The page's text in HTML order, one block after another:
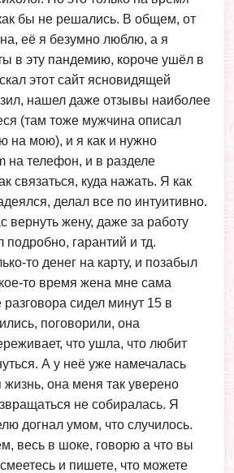
бы не решались. В общем, от
её я безумно люблю, а я
в эту пандемию, короче ушёл в
этот сайт ясновидящей
нашел даже отзывы наиболее
(там тоже мужчина описал
на мою), и я как и нужно
на телефон, и в разделе
связаться, куда нажать. Я как
делал все по интуитивно.
вернуть жену, даже за работу
подробно, гарантий и тд.
то денег на карту, и позабыл
то время жена мне сама
сидел минут 15 в
поговорили, она
что ушла, что любит
А у неё уже намечалась
жизнь, она меня так уверено
не собиралась. Я
догнал умом, что случилось.
весь в шоке, говорю а что вы
и пишете, что можете